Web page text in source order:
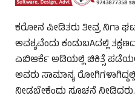
ಕರೋನ ಪೀಡಿತರು ತೀವ್ರ ನಿಗಾ
ಅವಶ್ಯವೆಂದು ಕಂಡುಬAದಲ್ಲಿ
ಎಬಿಆರ್ಕೆ ಅಡಿಯಲ್ಲಿ ಚಿಕಿತ್ಸೆ
ಅವರು ಸಾಮಾನ್ಯ ರೋಗಿಗಳಾಗಿದ್ದಲ್ಲಿ
ನೀಡಬೇಕೆಂದು ಸೂಚನೆ ನೀಡಿದರು.